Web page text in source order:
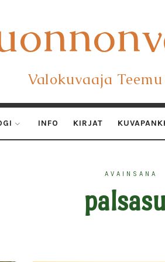
Valokuvaaja
INFO KIRJAT
AVAINSANA